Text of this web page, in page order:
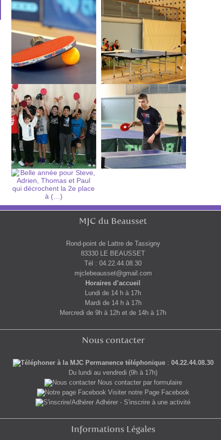
MJC du Beausset
Rond-point de Lattre de Tassigny
83330 LE BEAUSSET
Tél : 04.22.44.08.30
mjclebeausset@gmail.com
Horaires d’accueil
Lundi de 14 h à 17h
Mardi de 14 h à 17h
Mercredi de 9h à 12h et de 14h à 17h
Nous contacter
Permanence téléphonique: 04.22.44.08.30
Du lundi au vendredi (9h à 17h)
Nous contacter par formulaire
Visiter notre Page Facebook
Adhérer - S'inscrire à une activité
Informations Légales